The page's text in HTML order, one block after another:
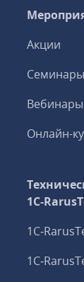
Акции
Вебинары
Онлайн-